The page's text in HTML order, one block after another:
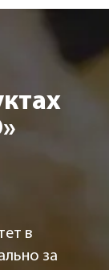
в
за